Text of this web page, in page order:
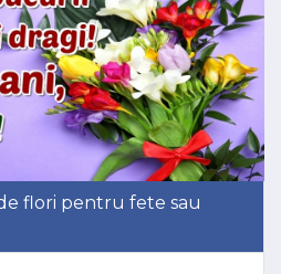
flori pentru fete sau